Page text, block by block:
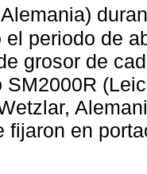
periodo de
grosor de
SM2000R
fijaron en